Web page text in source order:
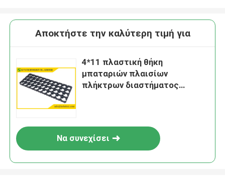
Αποκτήστε την καλύτερη τιμή για
4*11 πλαστική θήκη
μπαταριών πλαισίων
πλήκτρων διαστήματος
Να συνεχίσει